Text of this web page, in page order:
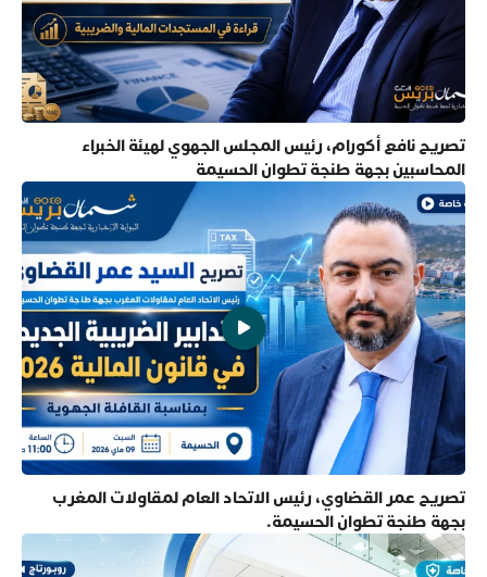
تصريح نافع أكورام، رئيس المجلس الجهوي لهيئة الخبراء
المحاسبين بجهة طنجة تطوان الحسيمة
تصريح عمر القضاوي، رئيس الاتحاد العام لمقاولات المغرب
بجهة طنجة تطوان الحسيمة.